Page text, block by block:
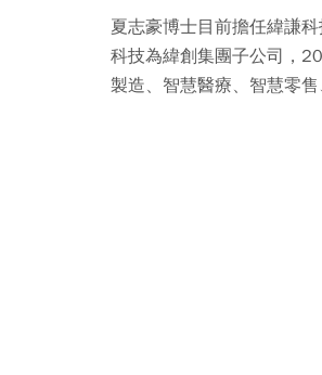
夏志豪博士目前擔任緯謙
科技為緯創集團子公司，
製造、智慧醫療、智慧零